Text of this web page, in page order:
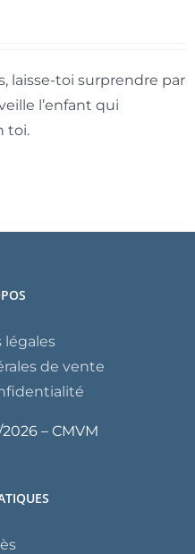
laisse-toi surprendre par
l’enfant qui
toi.
légales
de vente
2026 – CMVM